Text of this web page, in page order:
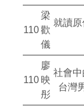
110
梁
歡
儀
就讀
110
廖
映
彤
社會
台灣